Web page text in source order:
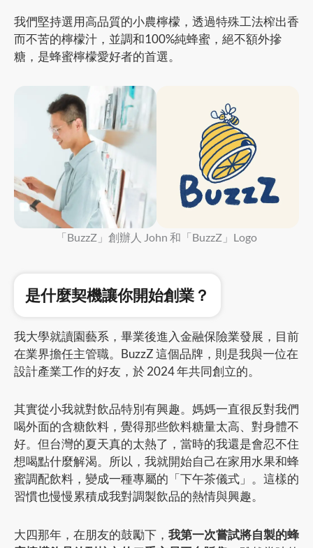
我們堅持選用高品質的小農檸檬，透過特殊工法榨出香
而不苦的檸檬汁，並調和100%純蜂蜜，絕不額外摻
糖，是蜂蜜檸檬愛好者的首選。
「BuzzZ」創辦人 John 和「BuzzZ」Logo
是什麼契機讓你開始創業？
我大學就讀園藝系，畢業後進入金融保險業發展，目前
在業界擔任主管職。BuzzZ 這個品牌，則是我與一位在
設計產業工作的好友，於 2024 年共同創立的。
其實從小我就對飲品特別有興趣。媽媽一直很反對我們
喝外面的含糖飲料，覺得那些飲料糖量太高、對身體不
好。但台灣的夏天真的太熱了，當時的我還是會忍不住
想喝點什麼解渴。所以，我就開始自己在家用水果和蜂
蜜調配飲料，變成一種專屬的「下午茶儀式」。這樣的
習慣也慢慢累積成我對調製飲品的熱情與興趣。
大四那年，在朋友的鼓勵下， 我第一次嘗試將自製的蜂